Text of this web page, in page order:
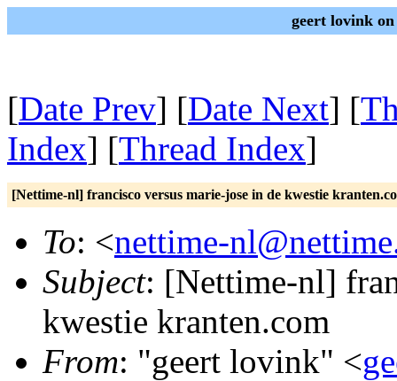
geert lovink on
[Date Prev] [Date Next] [
Index] [Thread Index]
[Nettime-nl] francisco versus marie-jose in de kwestie
To: <nettime-
Subject: [Nettime-nl]
kwestie kranten.com
From: "geert lovink" <